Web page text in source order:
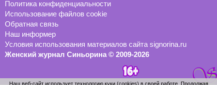
Политика конфиденциальности
Использование файлов cookie
Обратная связь
Наш информер
Условия использования материалов сайта signorina.ru
Женский журнал Синьорина © 2009-2026
Наш веб-сайт использует технологию куки (cookies) в своей работе. Продолжая